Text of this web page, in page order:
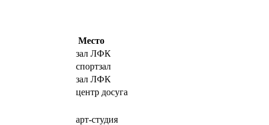
Место
зал ЛФК
спортзал
зал ЛФК
центр досуга
арт-студия